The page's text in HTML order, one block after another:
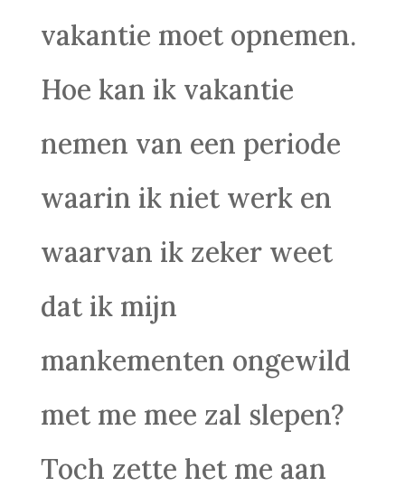
vakantie moet opnemen.
Hoe kan ik vakantie
nemen van een periode
waarin ik niet werk en
waarvan ik zeker weet
dat ik mijn
mankementen ongewild
met me mee zal slepen?
Toch zette het me aan